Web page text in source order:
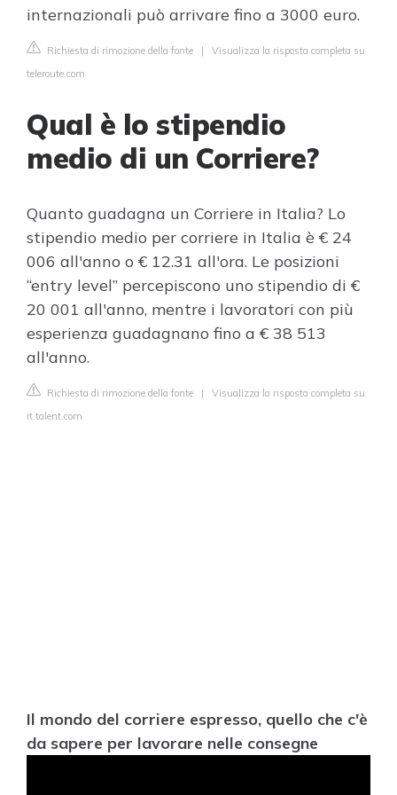
internazionali può arrivare fino a 3000 euro.
Richiesta di rimozione della fonte | Visualizza la risposta completa su
teleroute.com
Qual è lo stipendio
medio di un Corriere?
Quanto guadagna un Corriere in Italia? Lo
stipendio medio per corriere in Italia è € 24
006 all'anno o € 12.31 all'ora. Le posizioni
“entry level” percepiscono uno stipendio di €
20 001 all'anno, mentre i lavoratori con più
esperienza guadagnano fino a € 38 513
all'anno.
Richiesta di rimozione della fonte | Visualizza la risposta completa su
it.talent.com
Il mondo del corriere espresso, quello che c'è
da sapere per lavorare nelle consegne